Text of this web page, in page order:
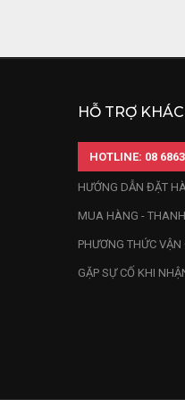
HỖ TRỢ
HOTLINE: 08
HƯỚNG DẪN ĐẶT
MUA HÀNG -
PHƯƠNG THỨC VẬN
GẶP SỰ CỐ KHI